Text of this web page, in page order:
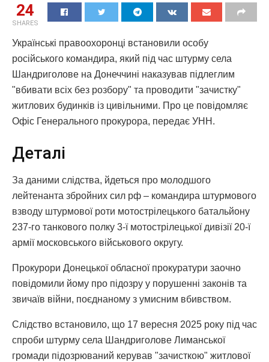
24
SHARES
Українські правоохоронці встановили особу
російського командира, який під час штурму села
Шандриголове на Донеччині наказував підлеглим
"вбивати всіх без розбору" та проводити "зачистку"
житлових будинків із цивільними. Про це повідомляє
Офіс Генерального прокурора, передає УНН.
Деталі
За даними слідства, йдеться про молодшого
лейтенанта збройних сил рф – командира штурмового
взводу штурмової роти мотострілецького батальйону
237-го танкового полку 3-ї мотострілецької дивізії 20-ї
армії московського військового округу.
Прокурори Донецької обласної прокуратури заочно
повідомили йому про підозру у порушенні законів та
звичаїв війни, поєднаному з умисним вбивством.
Слідство встановило, що 17 вересня 2025 року під час
спроби штурму села Шандриголове Лиманської
громади підозрюваний керував "зачисткою" житлової